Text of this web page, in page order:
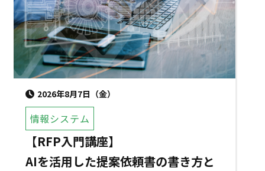
2026年8月7日（金）
情報システム
【RFP入門講座】
AIを活用した提案依頼書の書き方と